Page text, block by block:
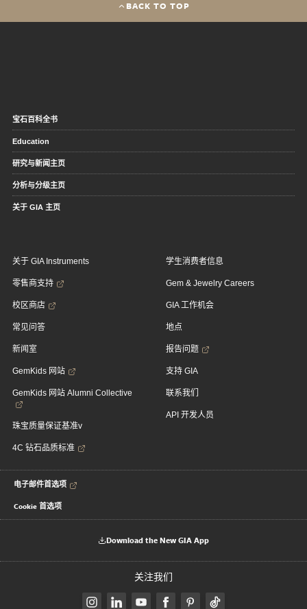
BACK TO TOP
宝石百科全书
Education
研究与新闻主页
分析与分级主页
关于 GIA 主页
关于 GIA Instruments
零售商支持
校区商店
常见问答
新闻室
GemKids 网站
GemKids 网站 Alumni Collective
珠宝质量保证基准v
4C 钻石品质标准
学生消费者信息
Gem & Jewelry Careers
GIA 工作机会
地点
报告问题
支持 GIA
联系我们
API 开发人员
电子邮件首选项
Cookie 首选项
Download the New GIA App
关注我们